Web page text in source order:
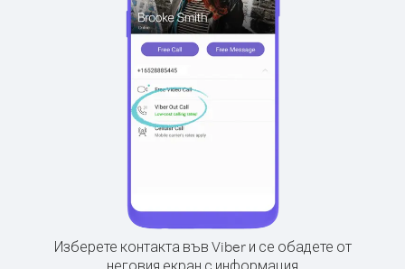
Изберете контакта във Viber и се обадете от
неговия екран с информация